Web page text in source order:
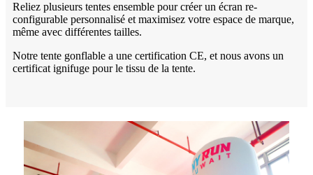
Reliez plusieurs tentes ensemble pour créer un écran re-
configurable personnalisé et maximisez votre espace de marque,
même avec différentes tailles.
Notre tente gonflable a une certification CE, et nous avons un
certificat ignifuge pour le tissu de la tente.